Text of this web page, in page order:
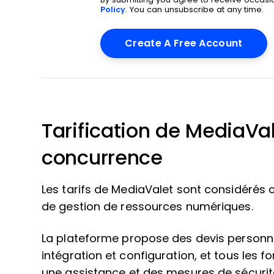
Policy. You can unsubscribe at any time.
Tarification de
concurrence
Les tarifs de MediaValet sont
de gestion de ressources numériques.
La plateforme propose des devis
intégration et configuration, et tous les